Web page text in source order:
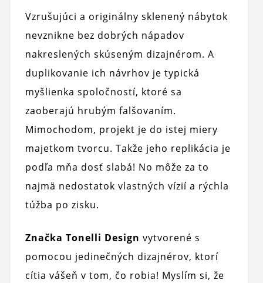
Vzrušujúci a originálny sklenený nábytok
nevznikne bez dobrých nápadov
nakreslených skúseným dizajnérom. A
duplikovanie ich návrhov je typická
myšlienka spoločností, ktoré sa
zaoberajú hrubým falšovaním.
Mimochodom, projekt je do istej miery
majetkom tvorcu. Takže jeho replikácia je
podľa mňa dosť slabá! No môže za to
najmä nedostatok vlastných vízií a rýchla
túžba po zisku.
Značka Tonelli Design vytvorené s
pomocou jedinečných dizajnérov, ktorí
cítia vášeň v tom, čo robia! Myslím si, že